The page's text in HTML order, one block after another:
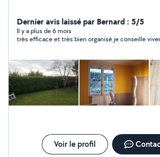
Dernier avis laissé par Bernard : 5/5
Il y a plus de 6 mois
très efficace et très bien organisé je conseille
Voir le profil